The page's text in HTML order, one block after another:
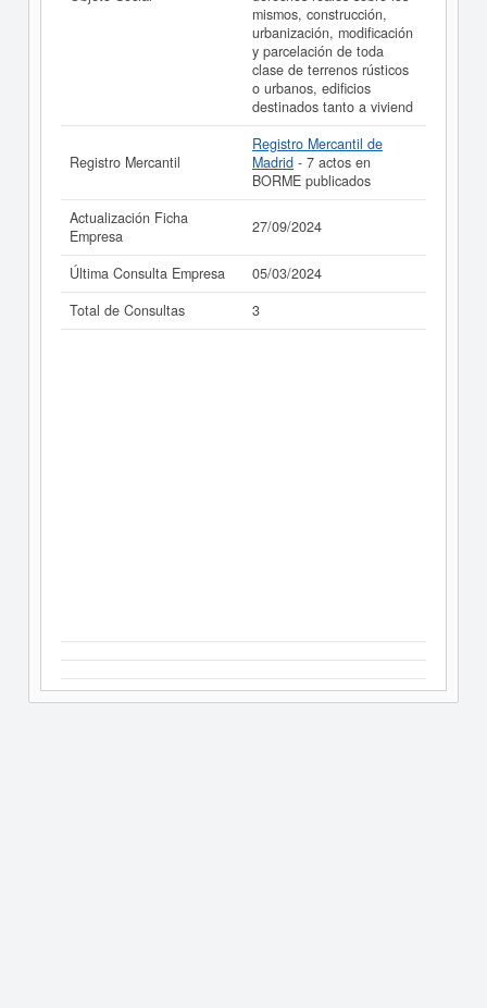
realizado el 27/09/2024.mismos, construcción,
urbanización, modificación
y parcelación de toda
clase de terrenos rústicos
o urbanos, edificios
destinados tanto a viviend
Registro Mercantil
Registro Mercantil de
Madrid - 7 actos en
BORME publicados
Actualización Ficha
Empresa
27/09/2024
Última Consulta Empresa
05/03/2024
Total de Consultas
3